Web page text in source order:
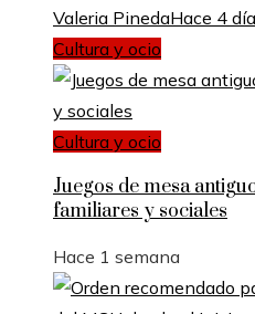
Valeria PinedaHace 4
Cultura y ocio
Cultura y ocio
Juegos de mesa
familiares y sociales
Hace 1 semana